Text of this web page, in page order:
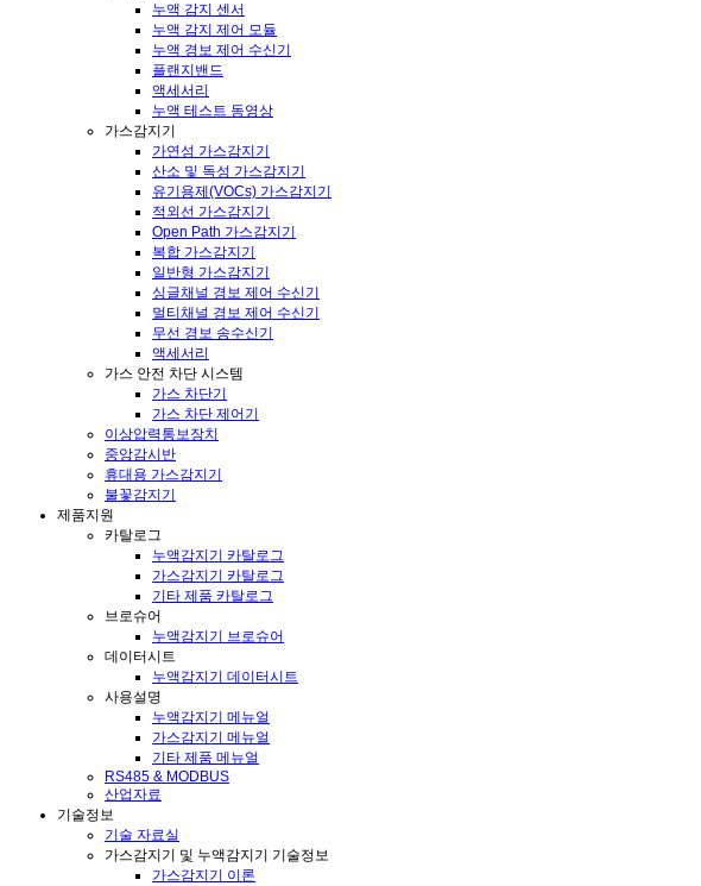
누액 감지 센서
누액 감지 제어 모듈
누액 경보 제어 수신기
플랜지밴드
액세서리
누액 테스트 동영상
가스감지기
가연성 가스감지기
산소 및 독성 가스감지기
유기용제(VOCs) 가스감지기
적외선 가스감지기
Open Path 가스감지기
복합 가스감지기
일반형 가스감지기
싱글채널 경보 제어 수신기
멀티채널 경보 제어 수신기
무선 경보 송수신기
액세서리
가스 안전 차단 시스템
가스 차단기
가스 차단 제어기
이상압력통보장치
중앙감시반
휴대용 가스감지기
불꽃감지기
제품지원
카탈로그
누액감지기 카탈로그
가스감지기 카탈로그
기타 제품 카탈로그
브로슈어
누액감지기 브로슈어
데이터시트
누액감지기 데이터시트
사용설명
누액감지기 메뉴얼
가스감지기 메뉴얼
기타 제품 메뉴얼
RS485 & MODBUS
산업자료
기술정보
기술 자료실
가스감지기 및 누액감지기 기술정보
가스감지기 이론